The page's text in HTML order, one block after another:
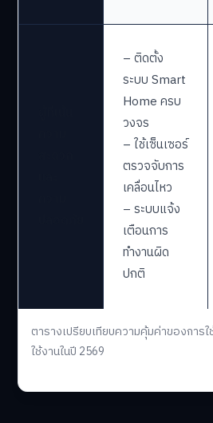
ตารางเปรียบเทียบความคุ้มค่าของการ
ใช้งานในปี 2569
– ติดตั้ง
ระบบ Smart
Home ครบ
วงจร
– ใช้เซ็นเซอร์
ตรวจจับการ
เคลื่อนไหว
– ระบบแจ้ง
เตือนการ
ทำงานผิด
ปกติ